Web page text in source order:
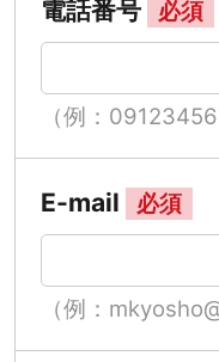
電話番号 必須
（例：
E-mail 必須
（例：